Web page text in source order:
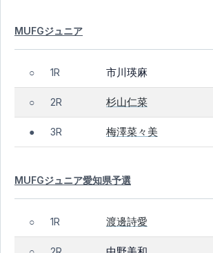
MUFGジュニア
○ 1R 市川瑛麻
○ 2R 杉山仁菜
● 3R 梅澤菜々美
MUFGジュニア愛知県予選
○ 1R 渡邊詩愛